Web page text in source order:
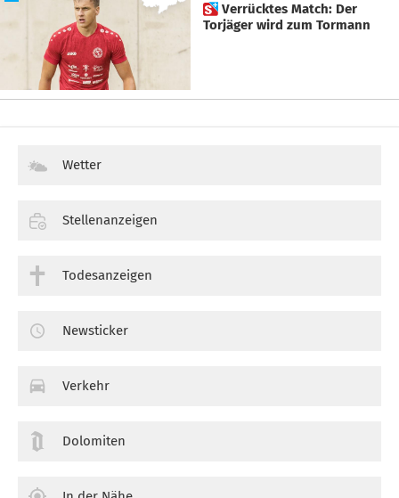
 Verrücktes Match: Der
Torjäger wird zum Tormann
Wetter
Stellenanzeigen
Todesanzeigen
Newsticker
Verkehr
Dolomiten